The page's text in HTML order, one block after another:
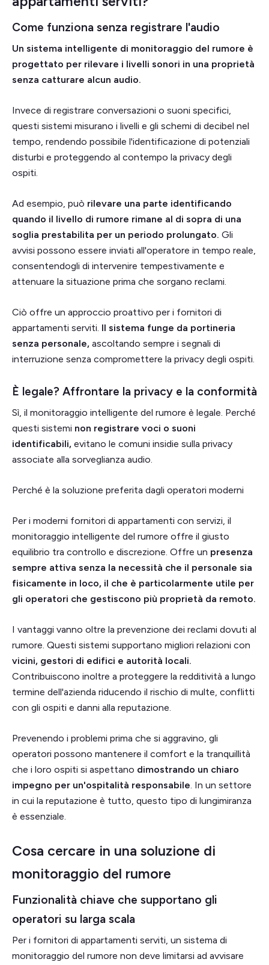
Come funziona senza registrare l'audio
Un sistema intelligente di monitoraggio del rumore è
progettato per rilevare i livelli sonori in una proprietà
senza catturare alcun audio.
Invece di registrare conversazioni o suoni specifici,
questi sistemi misurano i livelli e gli schemi di decibel nel
tempo, rendendo possibile l'identificazione di potenziali
disturbi e proteggendo al contempo la privacy degli
ospiti.
Ad esempio, può rilevare una parte identificando
quando il livello di rumore rimane al di sopra di una
soglia prestabilita per un periodo prolungato. Gli
avvisi possono essere inviati all'operatore in tempo reale,
consentendogli di intervenire tempestivamente e
attenuare la situazione prima che sorgano reclami.
Ciò offre un approccio proattivo per i fornitori di
appartamenti serviti. Il sistema funge da portineria
senza personale, ascoltando sempre i segnali di
interruzione senza compromettere la privacy degli ospiti.
È legale? Affrontare la privacy e la conformità
Sì, il monitoraggio intelligente del rumore è legale. Perché
questi sistemi non registrare voci o suoni
identificabili, evitano le comuni insidie sulla privacy
associate alla sorveglianza audio.
Perché è la soluzione preferita dagli operatori moderni
Per i moderni fornitori di appartamenti con servizi, il
monitoraggio intelligente del rumore offre il giusto
equilibrio tra controllo e discrezione. Offre un presenza
sempre attiva senza la necessità che il personale sia
fisicamente in loco, il che è particolarmente utile per
gli operatori che gestiscono più proprietà da remoto.
I vantaggi vanno oltre la prevenzione dei reclami dovuti al
rumore. Questi sistemi supportano migliori relazioni con
vicini, gestori di edifici e autorità locali.
Contribuiscono inoltre a proteggere la redditività a lungo
termine dell'azienda riducendo il rischio di multe, conflitti
con gli ospiti e danni alla reputazione.
Prevenendo i problemi prima che si aggravino, gli
operatori possono mantenere il comfort e la tranquillità
che i loro ospiti si aspettano dimostrando un chiaro
impegno per un'ospitalità responsabile. In un settore
in cui la reputazione è tutto, questo tipo di lungimiranza
è essenziale.
Cosa cercare in una soluzione di
monitoraggio del rumore
Funzionalità chiave che supportano gli
operatori su larga scala
Per i fornitori di appartamenti serviti, un sistema di
monitoraggio del rumore non deve limitarsi ad avvisare